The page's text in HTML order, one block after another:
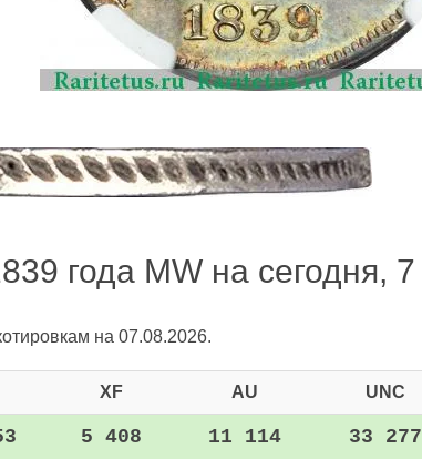
года MW на сегодня, 7
на 07.08.2026.
XF AU UNC
5 408 11 114 33 277